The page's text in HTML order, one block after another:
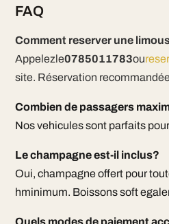
FAQ
Comment reserver une
Appelezle0785011783ou
site. Réservation
Combien de passagers
Nos vehicules sont parfaits
Le champagne est-il inclus?
Oui, champagne offert pour
hminimum. Boissons soft
Quels modes de paiement